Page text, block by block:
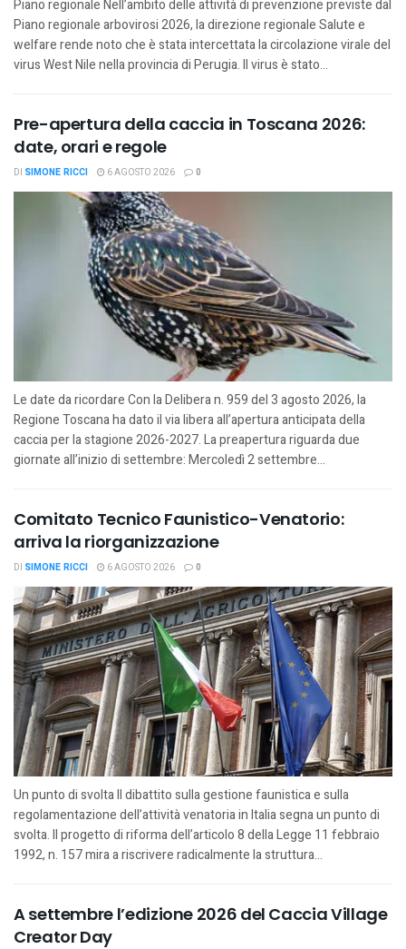
Piano regionale Nell’ambito delle attività di prevenzione previste dal
Piano regionale arbovirosi 2026, la direzione regionale Salute e
welfare rende noto che è stata intercettata la circolazione virale del
virus West Nile nella provincia di Perugia. Il virus è stato...
Pre-apertura della caccia in Toscana 2026:
date, orari e regole
DI SIMONE RICCI 6 AGOSTO 2026 0
Le date da ricordare Con la Delibera n. 959 del 3 agosto 2026, la
Regione Toscana ha dato il via libera all’apertura anticipata della
caccia per la stagione 2026-2027. La preapertura riguarda due
giornate all’inizio di settembre: Mercoledì 2 settembre...
Comitato Tecnico Faunistico-Venatorio:
arriva la riorganizzazione
DI SIMONE RICCI 6 AGOSTO 2026 0
Un punto di svolta Il dibattito sulla gestione faunistica e sulla
regolamentazione dell’attività venatoria in Italia segna un punto di
svolta. Il progetto di riforma dell’articolo 8 della Legge 11 febbraio
1992, n. 157 mira a riscrivere radicalmente la struttura...
A settembre l’edizione 2026 del Caccia Village
Creator Day